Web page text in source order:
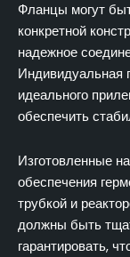
Фланцы могут
конкретной
надежное
Индивидуальная
идеального
обеспечить
Изготовленные
обеспечения
трубкой и
должны быть
гарантировать,